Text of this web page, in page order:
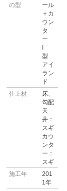
の型
ール
＋カ
ウン
タ
ー
I
型
アイ
ラン
ド
仕上材
床、
勾配
天
井：
スギ
カウ
ンタ
ー：
スギ
施工年
201
1年